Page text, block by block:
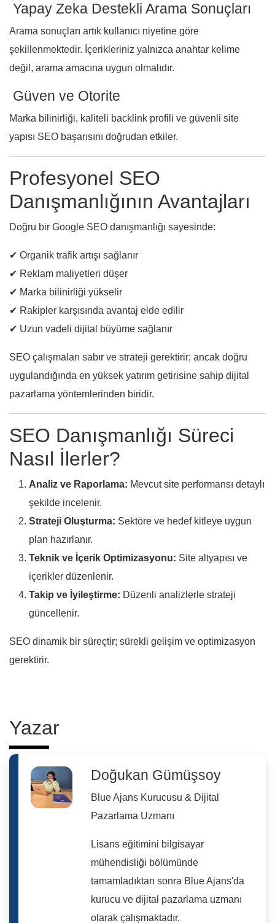
Yapay Zeka Destekli Arama Sonuçları
Arama sonuçları artık kullanıcı niyetine göre
şekillenmektedir. İçerikleriniz yalnızca anahtar kelime
değil, arama amacına uygun olmalıdır.
Güven ve Otorite
Marka bilinirliği, kaliteli backlink profili ve güvenli site
yapısı SEO başarısını doğrudan etkiler.
Profesyonel SEO
Danışmanlığının Avantajları
Doğru bir Google SEO danışmanlığı sayesinde:
✔ Organik trafik artışı sağlanır
✔ Reklam maliyetleri düşer
✔ Marka bilinirliği yükselir
✔ Rakipler karşısında avantaj elde edilir
✔ Uzun vadeli dijital büyüme sağlanır
SEO çalışmaları sabır ve strateji gerektirir; ancak doğru
uygulandığında en yüksek yatırım getirisine sahip dijital
pazarlama yöntemlerinden biridir.
SEO Danışmanlığı Süreci
Nasıl İlerler?
Analiz ve Raporlama: Mevcut site performansı detaylı
şekilde incelenir.
Strateji Oluşturma: Sektöre ve hedef kitleye uygun
plan hazırlanır.
Teknik ve İçerik Optimizasyonu: Site altyapısı ve
içerikler düzenlenir.
Takip ve İyileştirme: Düzenli analizlerle strateji
güncellenir.
SEO dinamik bir süreçtir; sürekli gelişim ve optimizasyon
gerektirir.
Yazar
Doğukan Gümüşsoy
Blue Ajans Kurucusu & Dijital
Pazarlama Uzmanı
Lisans eğitimini bilgisayar
mühendisliği bölümünde
tamamladıktan sonra Blue Ajans'da
kurucu ve dijital pazarlama uzmanı
olarak çalışmaktadır.